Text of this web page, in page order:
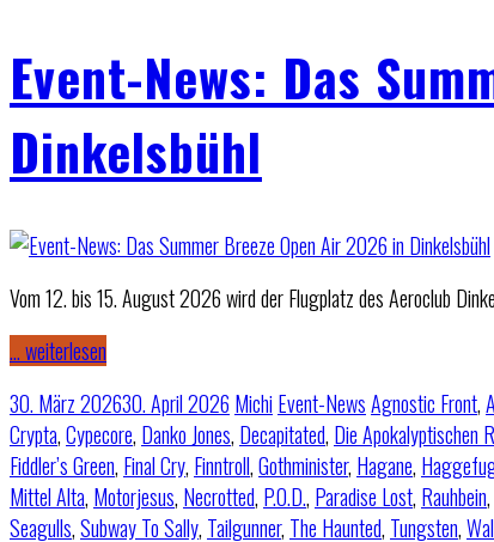
Event-News: Das
Dinkelsbühl
Vom 12. bis 15. August 2026 wird der Flugplatz des Aeroclub
… weiterlesen
30. März 202630. April 2026 Michi Event-NewsAgnostic Front,
Crypta,Cypecore, Danko Jones, Decapitated, Die Apokalyptischen
Fiddler’s Green, Final Cry, Finntroll,Gothminister, Hagane,
Mittel Alta, Motorjesus, Necrotted, P.O.D., Paradise Lost, Rauhbein,
Seagulls,Subway To Sally, Tailgunner, The Haunted, Tungsten,